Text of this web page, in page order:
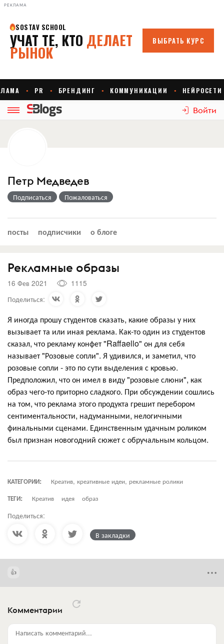
РЕКЛАМА
Войти
Петр Медведев
Подписаться Пожаловаться
посты подписчики о блоге
Рекламные образы
16 Фев 2021
1115
Поделиться:
Я иногда прошу студентов сказать, какие образы у них
вызывает та или иная реклама. Как-то один из студентов
сказал, что рекламу конфет "Raffaello" он для себя
называет "Розовые сопли". Я удивился, и заметил, что
розовые сопли - это по сути выделения с кровью.
Предположил, что он имел в виду "розовые слюни", как
образ чего-то приторно сладкого. При обсуждении сошлись
на том, что реклама этого продукта грешит перебором
сентиментальности, надуманными, нелогичными
финальными сценами. Единственным удачным роликом
был признан новогодний сюжет с обручальным кольцом.
КАТЕГОРИИ:
Креатив, креативные идеи, рекламные ролики
ТЕГИ:
Креатив идея образ
Поделиться:
В закладки
Комментарии
Написать комментарий...